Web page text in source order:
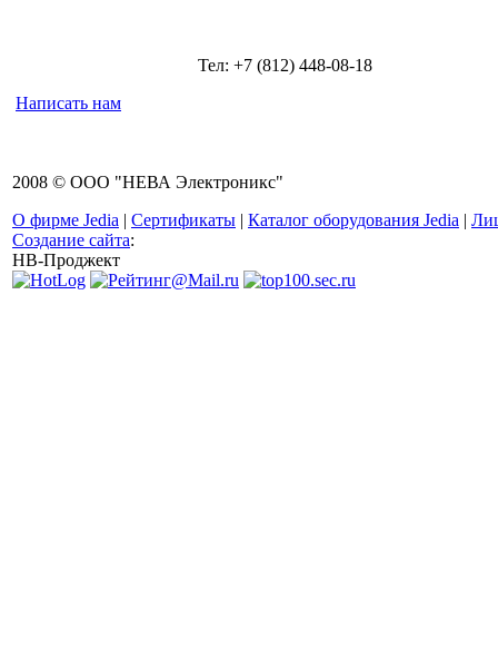
Тел: +7 (812) 448-08-18
Написать нам
2008 © ООО "НЕВА Электроникс"
О фирме Jedia | Сертификаты | Каталог оборудования Jedia |
Создание сайта:
НВ-Проджект